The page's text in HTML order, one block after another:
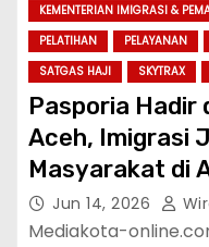
KEMENTERIAN IMIGRASI &
PELATIHAN
PELAYANAN
SATGAS HAJI
SKYTRAX
Pasporia Hadir
Aceh, Imigrasi
Masyarakat di
Jun 14, 2026
Mediakota-